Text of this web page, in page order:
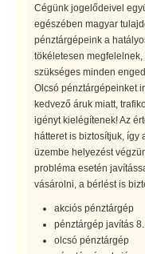
Cégünk jogelődeivel
egészében magyar
pénztárgépeink a
tökéletesen
szükséges minden
Olcsó pénztárgépeinket
kedvező áruk miatt,
igényt kielégítenek! Az
hátteret is biztosítjuk, így
üzembe helyezést
probléma esetén
vásárolni, a bérlést is
akciós pénztárgép
pénztárgép javítás
olcsó pénztárgép